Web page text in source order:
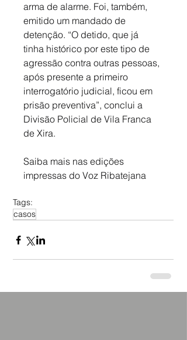
arma de alarme. Foi, também,
emitido um mandado de
detenção. “O detido, que já
tinha histórico por este tipo de
agressão contra outras pessoas,
após presente a primeiro
interrogatório judicial, ficou em
prisão preventiva”, conclui a
Divisão Policial de Vila Franca
de Xira.
Saiba mais nas edições
impressas do Voz Ribatejana
Tags:
casos